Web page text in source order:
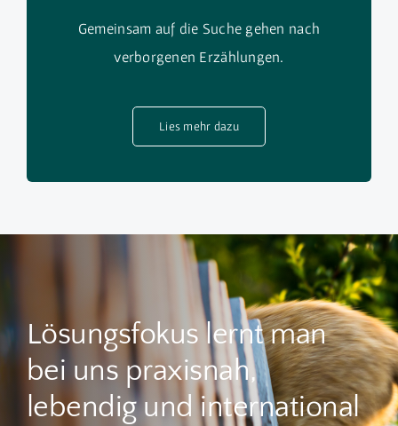
Gemeinsam auf die Suche gehen nach
verborgenen Erzählungen.
Lies mehr dazu
Lösungsfokus lernt man
bei uns praxisnah,
lebendig und international